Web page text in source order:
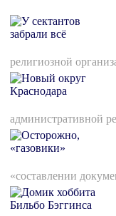
религиозной
административной
«составлении